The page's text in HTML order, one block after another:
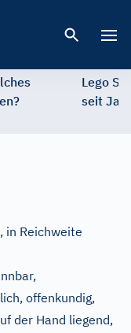
Lego
seit
in Reichweite
offenkundig,
der Hand liegend,